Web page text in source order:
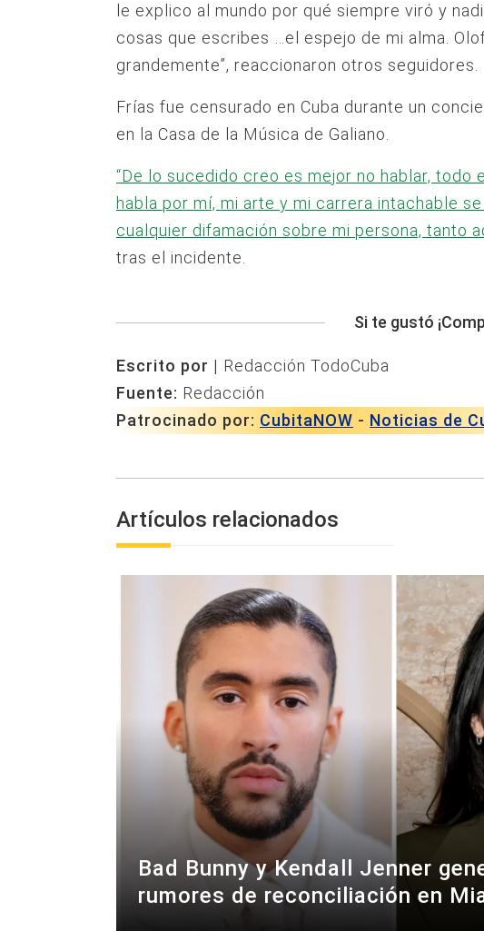
le explico al mundo por qué siempre viró y
cosas que escribes …el espejo de mi alma.
grandemente”, reaccionaron otros seguidores.
Frías fue censurado en Cuba durante un
en la Casa de la Música de Galiano.
“De lo sucedido creo es mejor no hablar, todo
habla por mí, mi arte y mi carrera intachable
cualquier difamación sobre mi persona, tanto
tras el incidente.
Si te gustó
Escrito por | Redacción TodoCuba
Fuente: Redacción
Patrocinado por: CubitaNOW - Noticias de
Artículos relacionados
Bad Bunny y Kendall Jenner
rumores de reconciliación en